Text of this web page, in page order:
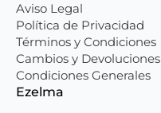
Aviso Legal
Política de Privacidad
Términos y Condiciones
Cambios y Devoluciones
Condiciones Generales
Ezelma